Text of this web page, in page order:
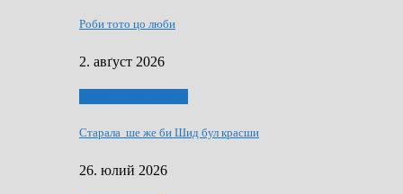
Роби тото цо люби
2. авґуст 2026
Старала ше же би Шид бул красши
26. юлий 2026